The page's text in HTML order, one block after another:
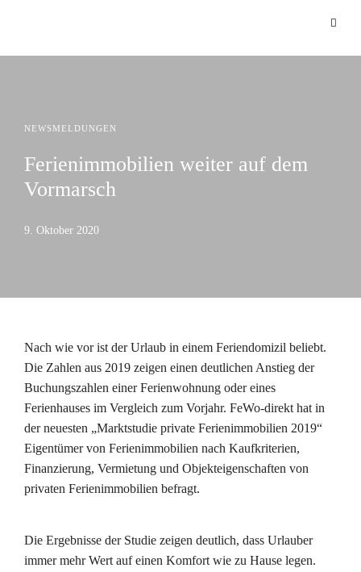
NEWSMELDUNGEN
Ferienimmobilien weiter auf dem
Vormarsch
9. Oktober 2020
Nach wie vor ist der Urlaub in einem Feriendomizil beliebt.
Die Zahlen aus 2019 zeigen einen deutlichen Anstieg der
Buchungszahlen einer Ferienwohnung oder eines
Ferienhauses im Vergleich zum Vorjahr. FeWo‐direkt hat in
der neuesten „Marktstudie private Ferienimmobilien 2019“
Eigentümer von Ferienimmobilien nach Kaufkriterien,
Finanzierung, Vermietung und Objekteigenschaften von
privaten Ferienimmobilien befragt.
Die Ergebnisse der Studie zeigen deutlich, dass Urlauber
immer mehr Wert auf einen Komfort wie zu Hause legen.